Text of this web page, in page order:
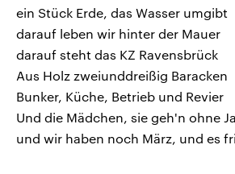
ein Stück Erde, das Wasser umgibt
darauf leben wir hinter der Mauer
darauf steht das KZ Ravensbrück
Aus Holz zweiunddreißig Baracken
Bunker, Küche, Betrieb und Revier
Und die Mädchen, sie geh'n ohne
und wir haben noch März, und es